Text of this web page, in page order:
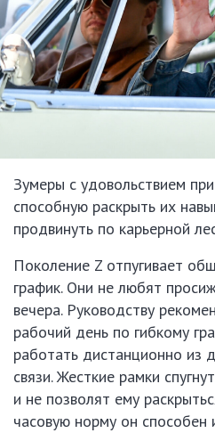
Зумеры с удовольствием
способную раскрыть их
продвинуть по карьерной
Поколение Z отпугивает
график. Они не любят
вечера. Руководству
рабочий день по гибкому
работать дистанционно из
связи. Жесткие рамки
и не позволят ему
часовую норму он способен